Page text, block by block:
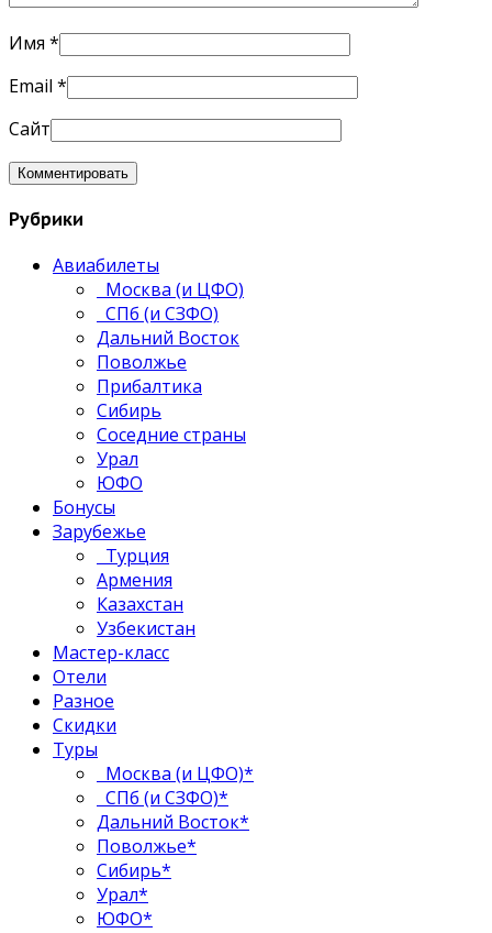
Имя *
Email *
Сайт
Рубрики
Авиабилеты
Москва (и ЦФО)
СПб (и СЗФО)
Дальний Восток
Поволжье
Прибалтика
Сибирь
Соседние страны
Урал
ЮФО
Бонусы
Зарубежье
Турция
Армения
Казахстан
Узбекистан
Мастер-класс
Отели
Разное
Скидки
Туры
Москва (и ЦФО)*
СПб (и СЗФО)*
Дальний Восток*
Поволжье*
Сибирь*
Урал*
ЮФО*